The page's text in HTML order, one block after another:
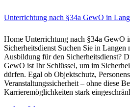
Unterrichtung nach §34a GewO in
Home Unterrichtung nach §34a GewO
Sicherheitsdienst Suchen Sie in Langen
Ausbildung für den Sicherheitsdienst?
GewO ist Ihr Schlüssel, um im
dürfen. Egal ob Objektschutz,
Veranstaltungssicherheit – ohne diese
Karrieremöglichkeiten stark